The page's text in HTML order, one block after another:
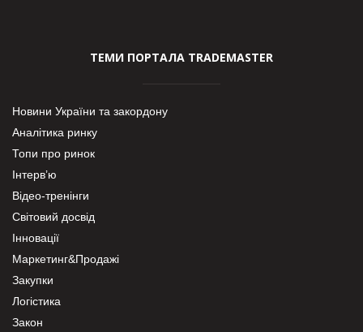
ТЕМИ ПОРТАЛА TRADEMASTER
Новини України та закордону
Аналітика ринку
Топи про ринок
Інтерв’ю
Відео-тренінги
Світовий досвід
Інновації
Маркетинг&Продажі
Закупки
Логістика
Закон